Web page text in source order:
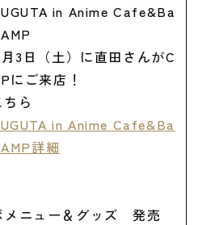
in Anime Cafe&Ba
3日（土）に直田さんがC
にご来店！
ら
in Anime Cafe&Ba
詳細
メニュー＆グッズ 発売